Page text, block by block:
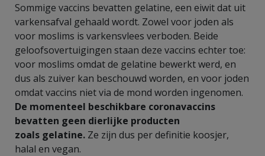
Sommige vaccins bevatten gelatine, een eiwit dat uit
varkensafval gehaald wordt. Zowel voor joden als
voor moslims is varkensvlees verboden. Beide
geloofsovertuigingen staan deze vaccins echter toe:
voor moslims omdat de gelatine bewerkt werd, en
dus als zuiver kan beschouwd worden, en voor joden
omdat vaccins niet via de mond worden ingenomen.
De momenteel beschikbare coronavaccins
bevatten geen dierlijke producten
zoals gelatine. Ze zijn dus per definitie koosjer,
halal en vegan.